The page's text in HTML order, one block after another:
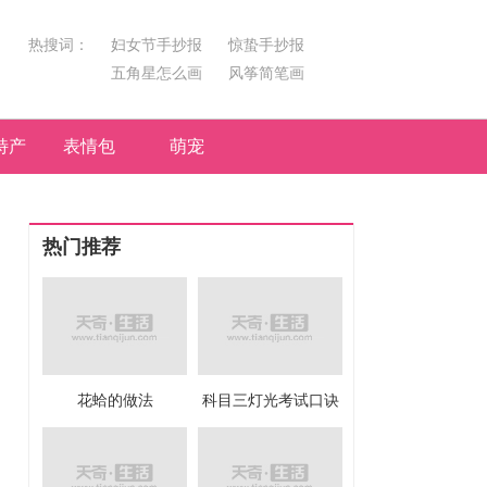
热搜词： 妇女节手抄报
惊蛰手抄报
五角星怎么画
风筝简笔画
产 表情包 萌宠
热门推荐
花蛤的做法 科目三灯光考试口诀